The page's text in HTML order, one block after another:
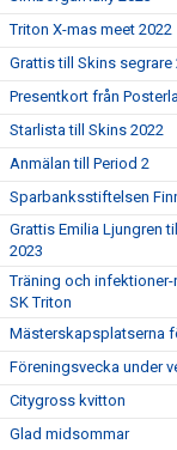
Triton X-mas meet 2022
Grattis till Skins segrare
Presentkort från
Starlista till Skins 2022
Anmälan till Period 2
Sparbanksstiftelsen
Grattis Emilia Ljungren
2023
Träning och
SK Triton
Mästerskapsplatserna
Föreningsvecka under
Citygross kvitton
Glad midsommar